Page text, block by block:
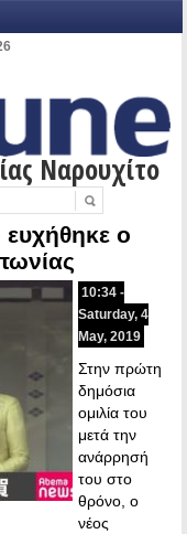
Ναρουχίτο
ευχήθηκε ο
10:34 -
Saturday, 4
May, 2019
Στην πρώτη
δημόσια
ομιλία του
μετά την
ανάρρησή
του στο
θρόνο, ο
νέος